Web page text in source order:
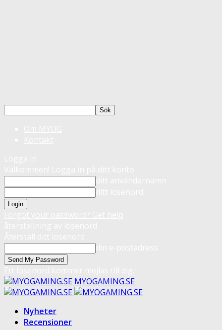
MYOGAMING.SE
Nyheter
Recensioner